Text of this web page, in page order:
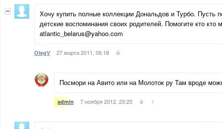
Хочу купить полные коллекции Дональдов и Турбо. Пусть
детские воспоминания своих родителей. Помогите кто кто
atlantic_belarus@yahoo.com
OlegV 27 марта 2011, 06:18
Посмори на Авито или на Молоток ру Там вроде
admin 7 ноября 2012, 23:25 ↑